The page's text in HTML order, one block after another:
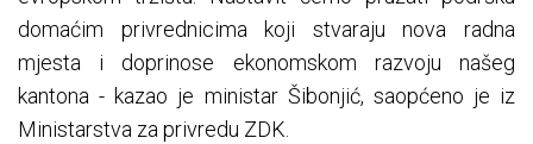
domaćim privrednicima koji stvaraju nova radna
mjesta i doprinose ekonomskom razvoju našeg
kantona - kazao je ministar Šibonjić, saopćeno je iz
Ministarstva za privredu ZDK.